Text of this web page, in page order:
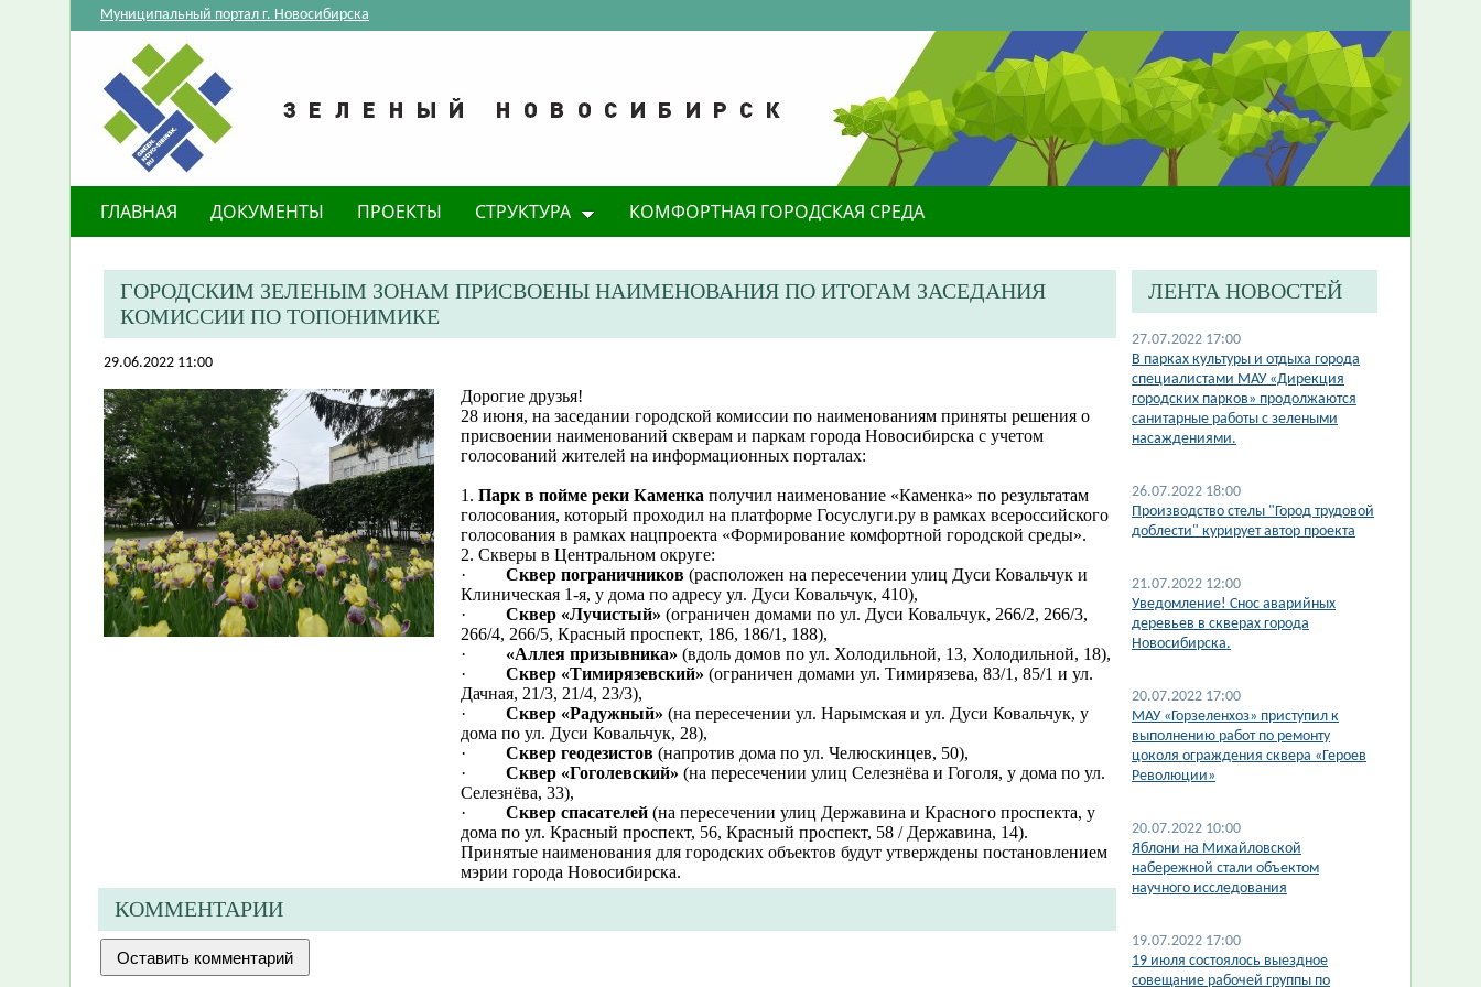
Муниципальный портал г. Новосибирска
ГЛАВНАЯ ДОКУМЕНТЫ ПРОЕКТЫ СТРУКТУРА КОМФОРТНАЯ ГОРОДСКАЯ СРЕДА
ГОРОДСКИМ ЗЕЛЕНЫМ ЗОНАМ ПРИСВОЕНЫ НАИМЕНОВАНИЯ ПО ИТОГАМ ЗАСЕДАНИЯ
КОМИССИИ ПО ТОПОНИМИКЕ
29.06.2022 11:00
Дорогие друзья!
28 июня, на заседании городской комиссии по наименованиям приняты решения о
присвоении наименований скверам и паркам города Новосибирска с учетом
голосований жителей на информационных порталах:
1. Парк в пойме реки Каменка получил наименование «Каменка» по результатам
голосования, который проходил на платформе Госуслуги.ру в рамках всероссийского
голосования в рамках нацпроекта «Формирование комфортной городской среды».
2. Скверы в Центральном округе:
·
Сквер пограничников (расположен на пересечении улиц Дуси Ковальчук и
Клиническая 1-я, у дома по адресу ул. Дуси Ковальчук, 410),
·
Сквер «Лучистый» (ограничен домами по ул. Дуси Ковальчук, 266/2, 266/3,
266/4, 266/5, Красный проспект, 186, 186/1, 188),
·
«Аллея призывника» (вдоль домов по ул. Холодильной, 13, Холодильной, 18),
·
Сквер «Тимирязевский» (ограничен домами ул. Тимирязева, 83/1, 85/1 и ул.
Дачная, 21/3, 21/4, 23/3),
·
Сквер «Радужный» (на пересечении ул. Нарымская и ул. Дуси Ковальчук, у
дома по ул. Дуси Ковальчук, 28),
·
Сквер геодезистов (напротив дома по ул. Челюскинцев, 50),
·
Сквер «Гоголевский» (на пересечении улиц Селезнёва и Гоголя, у дома по ул.
Селезнёва, 33),
·
Сквер спасателей (на пересечении улиц Державина и Красного проспекта, у
дома по ул. Красный проспект, 56, Красный проспект, 58 / Державина, 14).
Принятые наименования для городских объектов будут утверждены постановлением
мэрии города Новосибирска.
КОММЕНТАРИИ
ЛЕНТА НОВОСТЕЙ
27.07.2022 17:00
В парках культуры и отдыха города
специалистами МАУ «Дирекция
городских парков» продолжаются
санитарные работы с зелеными
насаждениями.
26.07.2022 18:00
Производство стелы "Город трудовой
доблести" курирует автор проекта
21.07.2022 12:00
​Уведомление! Снос аварийных
деревьев в скверах города
Новосибирска.
20.07.2022 17:00
МАУ «Горзеленхоз» приступил к
выполнению работ по ремонту
цоколя ограждения сквера «Героев
Революции»
20.07.2022 10:00
​Яблони на Михайловской
набережной стали объектом
научного исследования
19.07.2022 17:00
19 июля состоялось выездное
совещание рабочей группы по